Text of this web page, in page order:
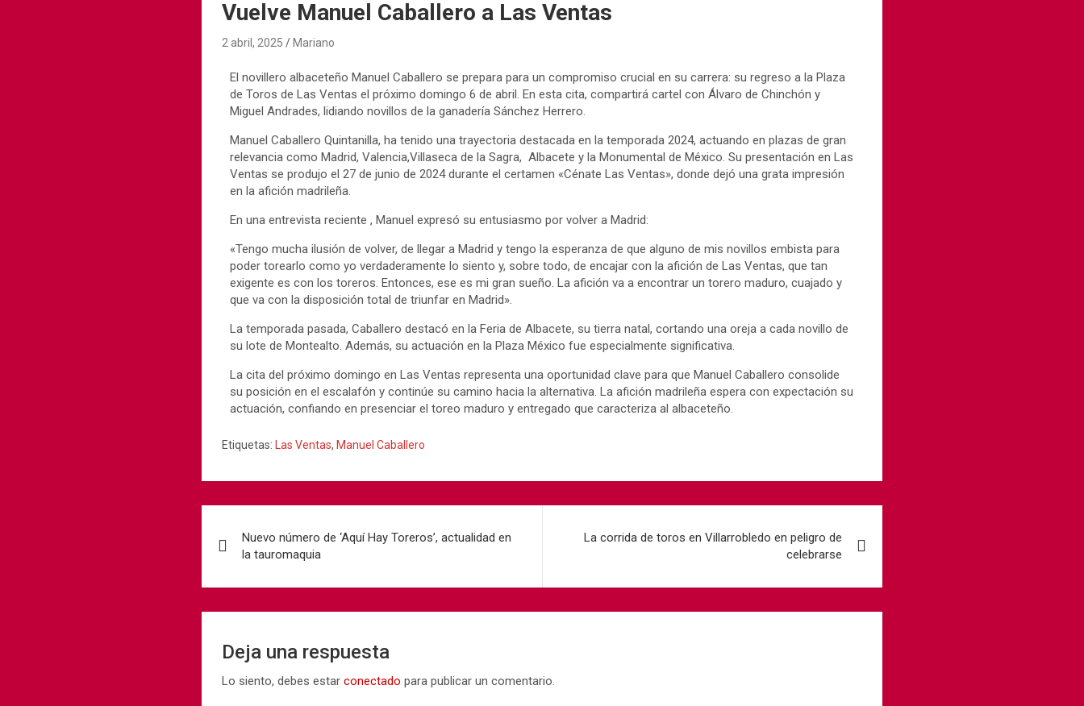
Vuelve Manuel Caballero a Las Ventas
2 abril, 2025 Mariano
​El novillero albaceteño Manuel Caballero se prepara para un compromiso crucial en su carrera: su regreso a la Plaza
de Toros de Las Ventas el próximo domingo 6 de abril. En esta cita, compartirá cartel con Álvaro de Chinchón y
Miguel Andrades, lidiando novillos de la ganadería Sánchez Herrero. ​
Manuel Caballero Quintanilla, ha tenido una trayectoria destacada en la temporada 2024, actuando en plazas de gran
relevancia como Madrid, Valencia,Villaseca de la Sagra, Albacete y la Monumental de México. Su presentación en Las
Ventas se produjo el 27 de junio de 2024 durante el certamen «Cénate Las Ventas», donde dejó una grata impresión
en la afición madrileña. ​
En una entrevista reciente , Manuel expresó su entusiasmo por volver a Madrid:​
«Tengo mucha ilusión de volver, de llegar a Madrid y tengo la esperanza de que alguno de mis novillos embista para
poder torearlo como yo verdaderamente lo siento y, sobre todo, de encajar con la afición de Las Ventas, que tan
exigente es con los toreros. Entonces, ese es mi gran sueño. La afición va a encontrar un torero maduro, cuajado y
que va con la disposición total de triunfar en Madrid».
La temporada pasada, Caballero destacó en la Feria de Albacete, su tierra natal, cortando una oreja a cada novillo de
su lote de Montealto. Además, su actuación en la Plaza México fue especialmente significativa.
La cita del próximo domingo en Las Ventas representa una oportunidad clave para que Manuel Caballero consolide
su posición en el escalafón y continúe su camino hacia la alternativa. La afición madrileña espera con expectación su
actuación, confiando en presenciar el toreo maduro y entregado que caracteriza al albaceteño.​
Etiquetas: Las Ventas, Manuel Caballero
Nuevo número de ‘Aquí Hay Toreros’, actualidad en
la tauromaquia
La corrida de toros en Villarrobledo en peligro de
celebrarse
Deja una respuesta
Lo siento, debes estarconectado para publicar un comentario.